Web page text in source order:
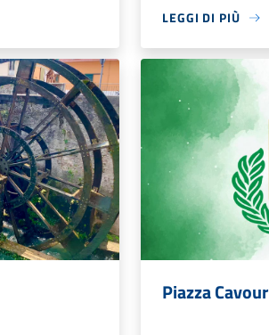
LEGGI DI PIÙ
Piazza Cavour